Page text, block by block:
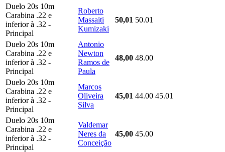
Duelo 20s 10m
Carabina .22 e
inferior à .32 -
Principal
Roberto
Massaiti
Kumizaki
50,01 50.01
Duelo 20s 10m
Carabina .22 e
inferior à .32 -
Principal
Antonio
Newton
Ramos de
Paula
48,00 48.00
Duelo 20s 10m
Carabina .22 e
inferior à .32 -
Principal
Marcos
Oliveira
Silva
45,01 44.00 45.01
Duelo 20s 10m
Carabina .22 e
inferior à .32 -
Principal
Valdemar
Neres da
Conceição
45,00 45.00